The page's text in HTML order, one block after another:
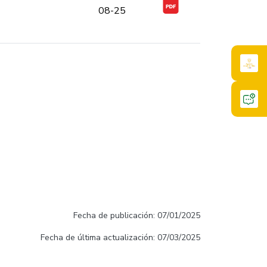
08-25
Fecha de publicación: 07/01/2025
Fecha de última actualización: 07/03/2025